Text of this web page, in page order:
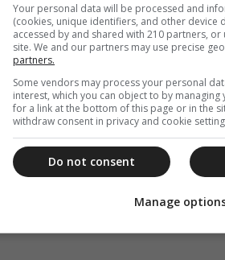
ότι οι πύργοι αυτοί,
του νησιού, αποτελούσαν ένα
την δυνατότητα να
και από και προς τις 4 αρχαίες
75 αρχαίοι πύργοι-
μόλις 74 τ.χλμ, πρέπει να
Μικροί και μεγάλοι
να προσκυνήσουν την εικόνα
το Άγιο Πνεύμα και το πρωί
Your personal data will be processed and
(cookies, unique identifiers, and other device
accessed by and shared with 210 partners,
site. We and our partners may use precise
partners.
Some vendors may process your personal
interest, which you can object to by
for a link at the bottom of this page or in the
withdraw consent in privacy and cookie
Do not consent
Manage